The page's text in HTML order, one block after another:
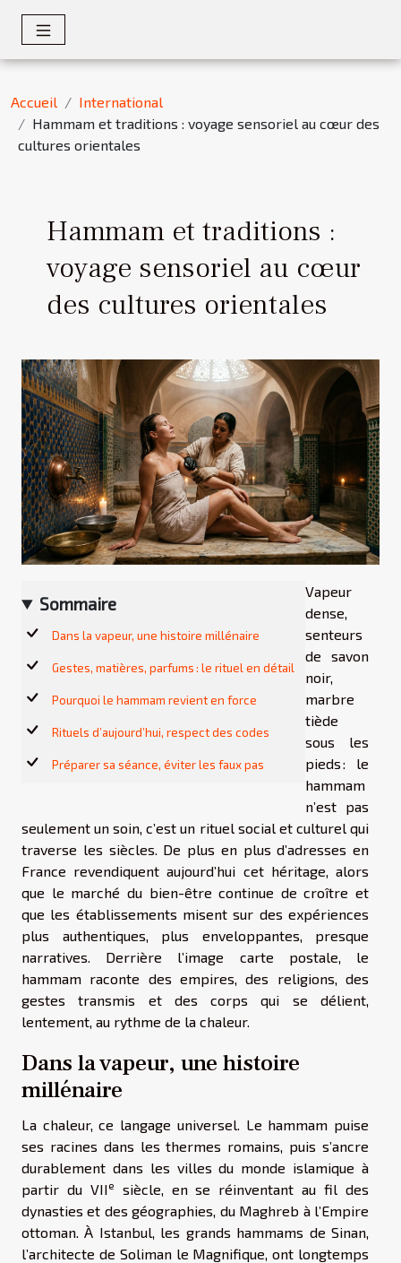
Accueil
International
Hammam et traditions : voyage sensoriel au cœur des
cultures orientales
Hammam et traditions :
voyage sensoriel au cœur
des cultures orientales
Sommaire
Dans la vapeur, une histoire millénaire
Gestes, matières, parfums : le rituel en détail
Pourquoi le hammam revient en force
Rituels d’aujourd’hui, respect des codes
Préparer sa séance, éviter les faux pas
Vapeur
dense,
senteurs
de savon
noir,
marbre
tiède
sous les
pieds : le
hammam
n’est pas
seulement un soin, c’est un rituel social et culturel qui
traverse les siècles. De plus en plus d’adresses en
France revendiquent aujourd’hui cet héritage, alors
que le marché du bien-être continue de croître et
que les établissements misent sur des expériences
plus authentiques, plus enveloppantes, presque
narratives. Derrière l’image carte postale, le
hammam raconte des empires, des religions, des
gestes transmis et des corps qui se délient,
lentement, au rythme de la chaleur.
Dans la vapeur, une histoire
millénaire
La chaleur, ce langage universel. Le hammam puise
ses racines dans les thermes romains, puis s’ancre
durablement dans les villes du monde islamique à
partir du VIIe
siècle, en se réinventant au fil des
dynasties et des géographies, du Maghreb à l’Empire
ottoman. À Istanbul, les grands hammams de Sinan,
l’architecte de Soliman le Magnifique, ont longtemps